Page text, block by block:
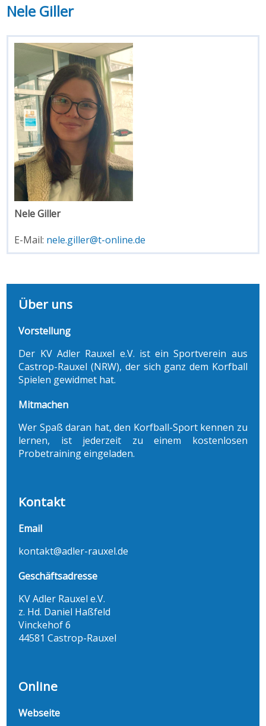
Nele Giller
Nele Giller
E-Mail: nele.giller@t-online.de
Über uns
Vorstellung
Der KV Adler Rauxel e.V. ist ein Sportverein aus
Castrop-Rauxel (NRW), der sich ganz dem Korfball
Spielen gewidmet hat.
Mitmachen
Wer Spaß daran hat, den Korfball-Sport kennen zu
lernen, ist jederzeit zu einem kostenlosen
Probetraining eingeladen.
Kontakt
Email
kontakt@adler-rauxel.de
Geschäftsadresse
KV Adler Rauxel e.V.
z. Hd. Daniel Haßfeld
Vinckehof 6
44581 Castrop-Rauxel
Online
Webseite